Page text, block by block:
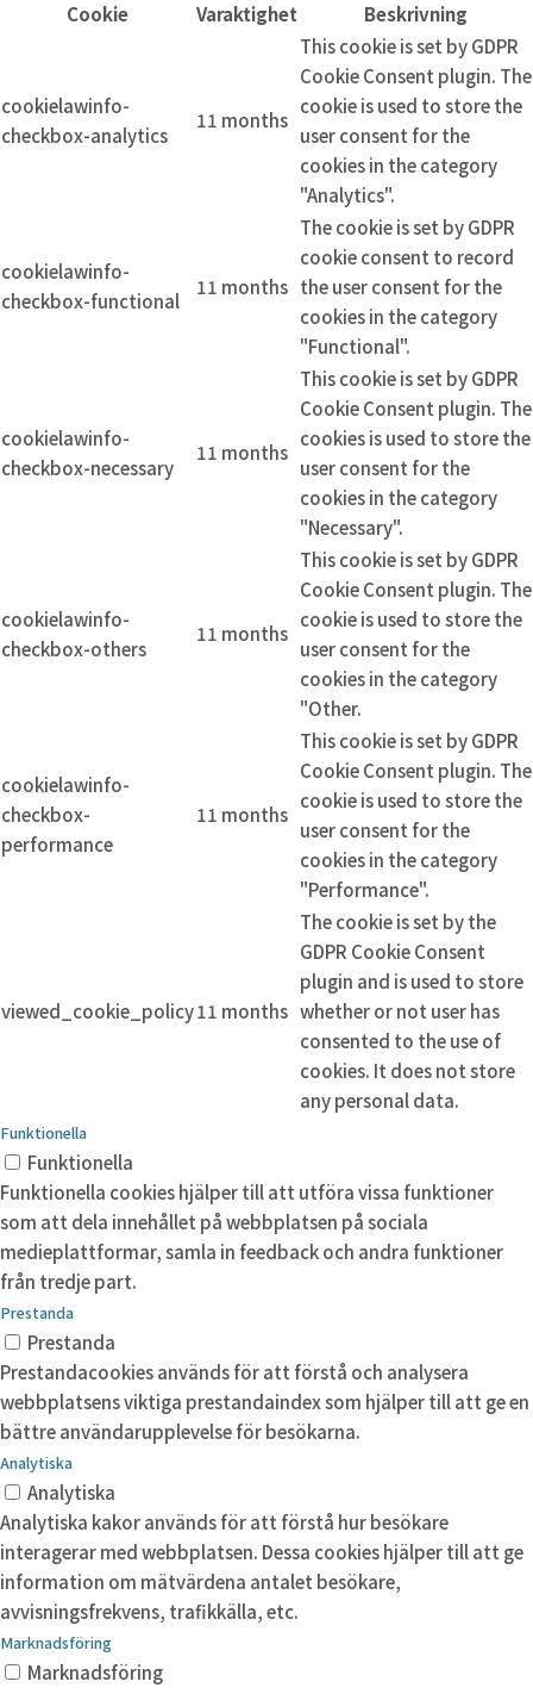
Cookie
Varaktighet Beskrivning
cookielawinfo-
checkbox-analytics
11 months
This cookie is set by GDPR
Cookie Consent plugin. The
cookie is used to store the
user consent for the
cookies in the category
"Analytics".
cookielawinfo-
checkbox-functional
11 months
The cookie is set by GDPR
cookie consent to record
the user consent for the
cookies in the category
"Functional".
cookielawinfo-
checkbox-necessary
11 months
This cookie is set by GDPR
Cookie Consent plugin. The
cookies is used to store the
user consent for the
cookies in the category
"Necessary".
cookielawinfo-
checkbox-others
11 months
This cookie is set by GDPR
Cookie Consent plugin. The
cookie is used to store the
user consent for the
cookies in the category
"Other.
cookielawinfo-
checkbox-
performance
11 months
This cookie is set by GDPR
Cookie Consent plugin. The
cookie is used to store the
user consent for the
cookies in the category
"Performance".
viewed_cookie_policy11 months
The cookie is set by the
GDPR Cookie Consent
plugin and is used to store
whether or not user has
consented to the use of
cookies. It does not store
any personal data.
Funktionella
Funktionella
Funktionella cookies hjälper till att utföra vissa funktioner
som att dela innehållet på webbplatsen på sociala
medieplattformar, samla in feedback och andra funktioner
från tredje part.
Prestanda
Prestanda
Prestandacookies används för att förstå och analysera
webbplatsens viktiga prestandaindex som hjälper till att ge en
bättre användarupplevelse för besökarna.
Analytiska
Analytiska
Analytiska kakor används för att förstå hur besökare
interagerar med webbplatsen. Dessa cookies hjälper till att ge
information om mätvärdena antalet besökare,
avvisningsfrekvens, trafikkälla, etc.
Marknadsföring
Marknadsföring